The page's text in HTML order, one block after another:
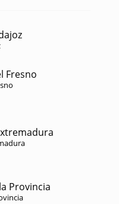
Fresno
Provincia